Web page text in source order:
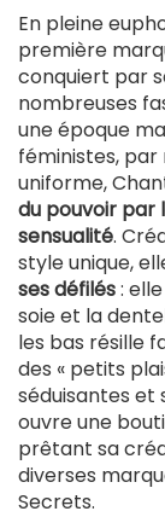
En pleine
première
conquiert par
nombreuses
une époque
féministes,
uniforme,
du pouvoir par
sensualité.
style unique,
ses défilés:
soie et la
les bas résille
des « petits
séduisantes
ouvre une
prêtant sa
diverses
Secrets.